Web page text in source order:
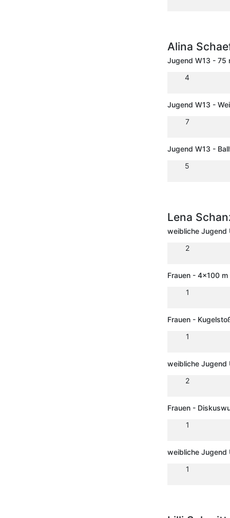
Alina
Jugend W13 - 75
4
Jugend W13 -
7
Jugend W13 -
5
Lena
weibliche Jugend
2
Frauen - 4x100
1
Frauen -
1
weibliche
2
Frauen -
1
weibliche Jugend
1